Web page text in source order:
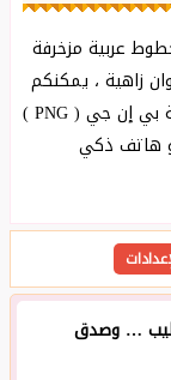
عربية مزخرفة
زاهية ، يمكنكم
تحميل صور رسائل ومسجات رسائل نصائح بصيغة بي إن جي ( PNG )
هاتف ذكي
… وصدق